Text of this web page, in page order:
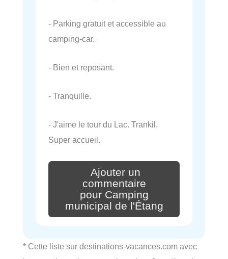
- Parking gratuit et accessible au
camping-car.
- Bien et reposant.
- Tranquille.
- J'aime le tour du Lac. Trankil,
Super accueil.
Ajouter un
commentaire
pour Camping
municipal de l'Étang
* Cette liste sur destinations-vacances.com avec